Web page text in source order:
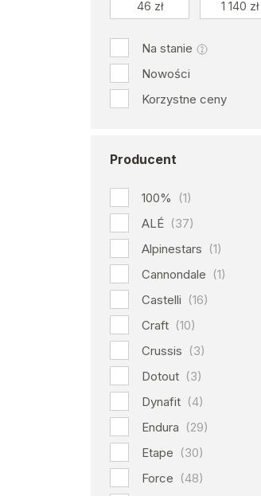
Na stanie
Nowości
Korzystne ceny
Producent
100%
(1)
ALÉ (37)
Alpinestars (1)
Cannondale (1)
Castelli (16)
Craft (10)
Crussis (3)
Dotout (3)
Dynafit (4)
Endura (29)
Etape (30)
Force (48)